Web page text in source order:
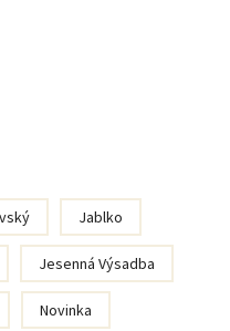
Jablko
Jesenná Výsadba
Novinka